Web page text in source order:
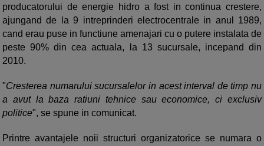
producatorului de energie hidro a fost in continua crestere,
ajungand de la 9 intreprinderi electrocentrale in anul 1989,
cand erau puse in functiune amenajari cu o putere instalata de
peste 90% din cea actuala, la 13 sucursale, incepand din
2010.
"Cresterea numarului sucursalelor in acest interval de timp nu
a avut la baza ratiuni tehnice sau economice, ci exclusiv
politice", se spune in comunicat.
Printre avantajele noii structuri organizatorice se numara o